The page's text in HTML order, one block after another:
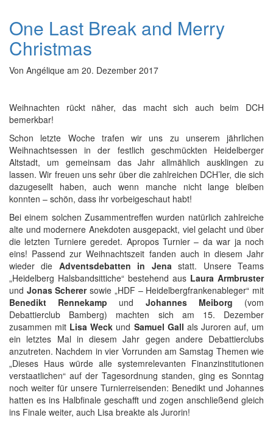
One Last Break and Merry
Christmas
Von Angélique am 20. Dezember 2017
Weihnachten rückt näher, das macht sich auch beim DCH
bemerkbar!
Schon letzte Woche trafen wir uns zu unserem jährlichen
Weihnachtsessen in der festlich geschmückten Heidelberger
Altstadt, um gemeinsam das Jahr allmählich ausklingen zu
lassen. Wir freuen uns sehr über die zahlreichen DCH’ler, die sich
dazugesellt haben, auch wenn manche nicht lange bleiben
konnten – schön, dass ihr vorbeigeschaut habt!
Bei einem solchen Zusammentreffen wurden natürlich zahlreiche
alte und modernere Anekdoten ausgepackt, viel gelacht und über
die letzten Turniere geredet. Apropos Turnier – da war ja noch
eins! Passend zur Weihnachtszeit fanden auch in diesem Jahr
wieder die Adventsdebatten in Jena statt. Unsere Teams
„Heidelberg Halsbandsittiche“ bestehend aus Laura Armbruster
und Jonas Scherersowie „HDF – Heidelbergfrankenableger“ mit
Benedikt Rennekamp und Johannes Meiborg (vom
Debattierclub Bamberg) machten sich am 15. Dezember
zusammen mit Lisa Weck und Samuel Gall als Juroren auf, um
ein letztes Mal in diesem Jahr gegen andere Debattierclubs
anzutreten. Nachdem in vier Vorrunden am Samstag Themen wie
„Dieses Haus würde alle systemrelevanten Finanzinstitutionen
verstaatlichen“ auf der Tagesordnung standen, ging es Sonntag
noch weiter für unsere Turnierreisenden: Benedikt und Johannes
hatten es ins Halbfinale geschafft und zogen anschließend gleich
ins Finale weiter, auch Lisa breakte als Jurorin!